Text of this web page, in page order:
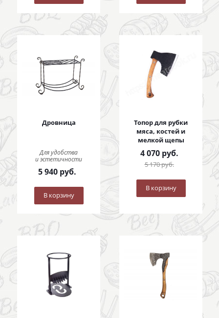
Дровница
Для удобства
и эстетичности
5 940руб.
В корзину
Топор для рубки
мяса, костей и
мелкой щепы
4 070руб.
5 170руб.
В корзину